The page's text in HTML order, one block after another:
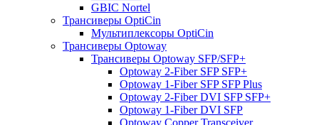
GBIC Nortel
Трансиверы OptiCin
Мультиплексоры OptiCin
Трансиверы Optoway
Трансиверы Optoway SFP/SFP+
Optoway 2-Fiber SFP SFP+
Optoway 1-Fiber SFP SFP Plus
Optoway 2-Fiber DVI SFP SFP+
Optoway 1-Fiber DVI SFP
Optoway Copper Transceiver